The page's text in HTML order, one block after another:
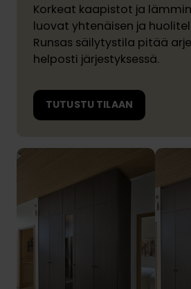
Korkeat kaapistot ja
luovat yhtenäisen ja
Runsas säilytystila pitää
helposti järjestyksessä.
TUTUSTU TILAAN